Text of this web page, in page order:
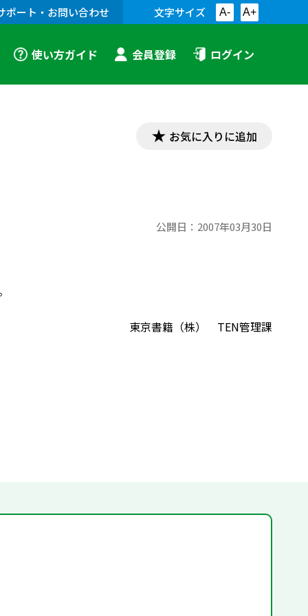
ポート・お問い合わせ 文字サイズ A- A+
使い方ガイド 会員登録 ログイン
お気に入りに追加
公開日： 2007年03月30日
東京書籍（株） TEN管理課